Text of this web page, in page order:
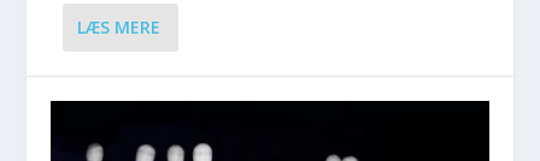
LÆS MERE